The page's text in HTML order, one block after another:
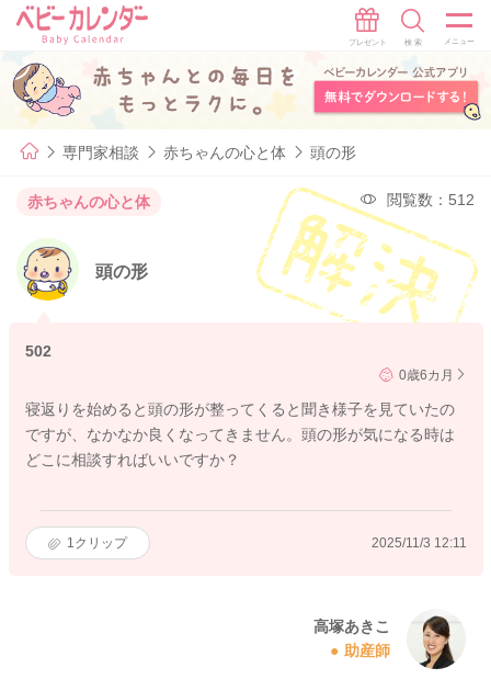
専門家相談 赤ちゃんの心と体 頭の形
赤ちゃんの心と体 閲覧数：512
頭の形
502
0歳6カ月
寝返りを始めると頭の形が整ってくると聞き様子を見ていたの
ですが、なかなか良くなってきません。頭の形が気になる時は
どこに相談すればいいですか？
1 クリップ 2025/11/3 12:11
高塚あきこ
助産師